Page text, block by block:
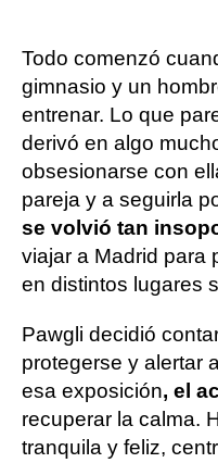
Todo comenzó
gimnasio y un
entrenar. Lo que
derivó en algo
obsesionarse con
pareja y a seguirla
se volvió tan
viajar a Madrid para
en distintos lugares
Pawgli decidió
protegerse y alertar
esa exposición, el
recuperar la calma.
tranquila y feliz,